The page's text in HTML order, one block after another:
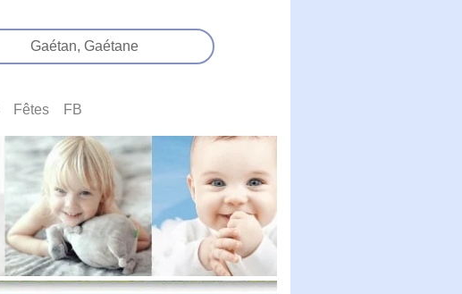
Gaétan, Gaétane
Fêtes FB